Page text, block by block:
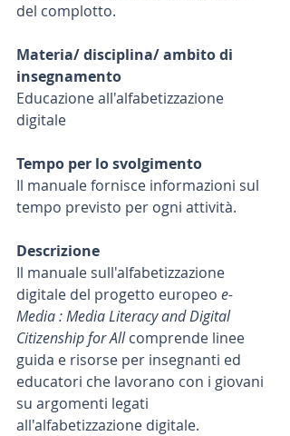
del complotto.
Materia/ disciplina/ ambito di
insegnamento
Educazione all'alfabetizzazione
digitale
Tempo per lo svolgimento
Il manuale fornisce informazioni sul
tempo previsto per ogni attività.
Descrizione
Il manuale sull'alfabetizzazione
digitale del progetto europeo e-
Media : Media Literacy and Digital
Citizenship for All comprende linee
guida e risorse per insegnanti ed
educatori che lavorano con i giovani
su argomenti legati
all'alfabetizzazione digitale.